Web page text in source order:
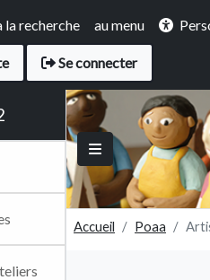
la recherche au menu
menu
Se connecter
Accueil Poaa